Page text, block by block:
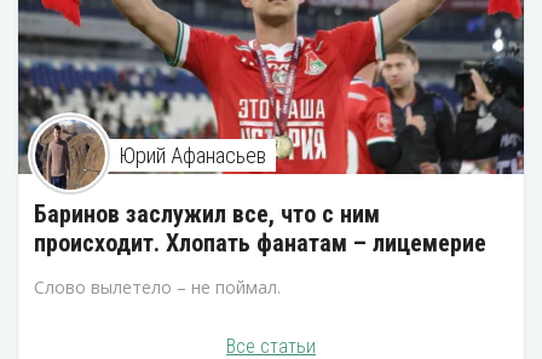
Юрий Афанасьев
Баринов заслужил все, что с ним
происходит. Хлопать фанатам – лицемерие
Слово вылетело – не поймал.
Все статьи